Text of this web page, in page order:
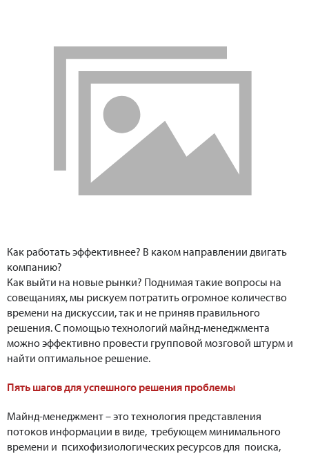
Как работать эффективнее? В каком направлении двигать
компанию?
Как выйти на новые рынки? Поднимая такие вопросы на
совещаниях, мы рискуем потратить огромное количество
времени на дискуссии, так и не приняв правильного
решения. С помощью технологий майнд-менеджмента
можно эффективно провести групповой мозговой штурм и
найти оптимальное решение.
Пять шагов для успешного решения проблемы
Майнд-менеджмент – это технология представления
потоков информации в виде, требующем минимального
времени и психофизиологических ресурсов для поиска,